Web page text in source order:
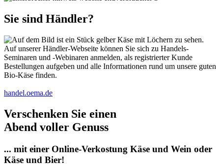
Sie sind Händler?
Auf unserer Händler-Webseite können Sie sich zu Handels-
Seminaren und -Webinaren anmelden, als registrierter Kunde
Bestellungen aufgeben und alle Informationen rund um unsere guten
Bio-Käse finden.
handel.oema.de
Verschenken Sie einen
Abend voller Genuss
... mit einer Online-Verkostung Käse und Wein oder
Käse und Bier!